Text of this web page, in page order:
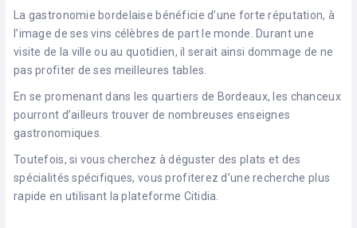
La gastronomie bordelaise bénéficie d’une forte réputation, à
l’image de ses vins célèbres de part le monde. Durant une
visite de la ville ou au quotidien, il serait ainsi dommage de ne
pas profiter de ses meilleures tables.
En se promenant dans les quartiers de Bordeaux, les chanceux
pourront d’ailleurs trouver de nombreuses enseignes
gastronomiques.
Toutefois, si vous cherchez à déguster des plats et des
spécialités spécifiques, vous profiterez d’une recherche plus
rapide en utilisant la plateforme Citidia.